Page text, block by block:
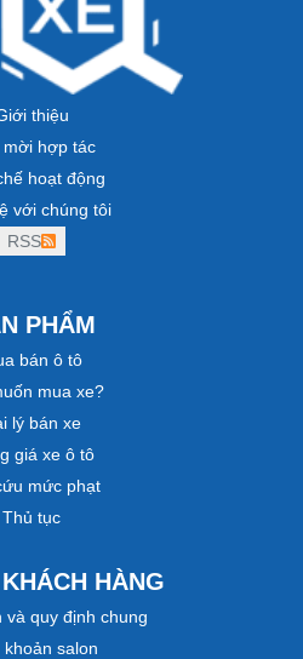
thiệu
hợp tác
hoạt động
với chúng tôi
RSS
PHẨM
bán ô tô
mua xe?
lý bán xe
giá xe ô tô
mức phạt
Thủ tục
HÀNG
và quy định chung
salon